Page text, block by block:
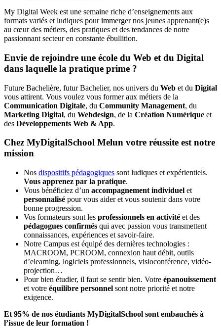
My Digital Week est une semaine riche d’enseignements aux
formats variés et ludiques pour immerger nos jeunes apprenant(e)s
au cœur des métiers, des pratiques et des tendances de notre
passionnant secteur en constante ébullition.
Envie de rejoindre une école du Web et du Digital
dans laquelle la pratique prime ?
Future Bachelière, futur Bachelier, nos univers du Web et du Digital
vous attirent. Vous voulez vous former aux métiers de la
Communication Digitale, du Community Management, du
Marketing Digital, du Webdesign, de la Création Numérique et
des Développements Web & App.
Chez MyDigitalSchool Melun votre réussite est notre
mission
Nos dispositifs pédagogiques sont ludiques et expérientiels.
Vous apprenez par la pratique.
Vous bénéficiez d’un accompagnement individuel et
personnalisé pour vous aider et vous soutenir dans votre
bonne progression.
Vos formateurs sont les professionnels en activité et des
pédagogues confirmés qui avec passion vous transmettent
connaissances, expériences et savoir-faire.
Notre Campus est équipé des dernières technologies :
MACROOM, PCROOM, connexion haut débit, outils
d’elearning, logiciels professionnels, visioconférence, vidéo-
projection…
Pour bien étudier, il faut se sentir bien. Votre épanouissement
et votre équilibre personnel sont notre priorité et notre
exigence.
Et 95% de nos étudiants MyDigitalSchool sont embauchés à
l’issue de leur formation !